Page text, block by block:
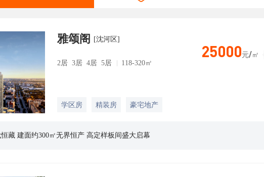
雅颂阁 [沈河区]
2居 3居 4居 5居 118-320㎡
25000元/㎡
学区房 精装房 豪宅地产
藏 建面约300㎡无界恒产 高定样板间盛大启幕